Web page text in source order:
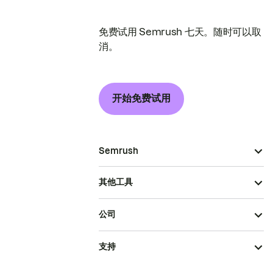
免费试用 Semrush 七天。随时可以取
消。
开始免费试用
Semrush
其他工具
公司
支持